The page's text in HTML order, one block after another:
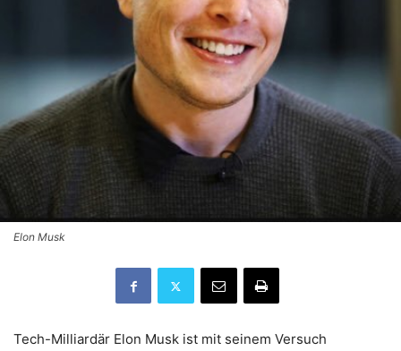
Elon Musk
Tech-Milliardär Elon Musk ist mit seinem Versuch